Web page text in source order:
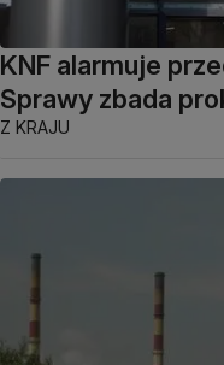
KNF alarmuje
Sprawy zbada
Z KRAJU